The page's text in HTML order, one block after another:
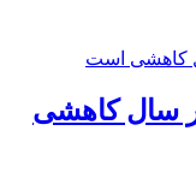
سال کاهشی